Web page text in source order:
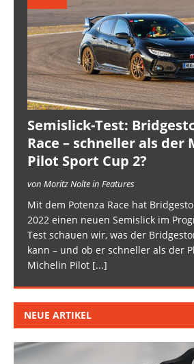
Semislick-Test:
Race – schneller als der
Pilot Sport Cup 2?
von Moritz Nolte in Features
Mit dem Potenza Race hat
2022 einen neuen Semislick im
Test schauen wir, was der
kann – und ob er schneller als der
Michelin Pilot [...]
NEUE ARTIKEL